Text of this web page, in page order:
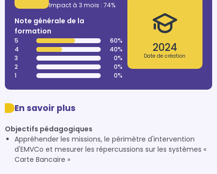
Impact à 3 mois : 74%
Note générale de la
formation
5
60%
4
40%
3
0%
2
0%
1
0%
2024
Date de création
En savoir plus
Objectifs pédagogiques
Appréhender les missions, le périmètre d'intervention
d'EMVCo et mesurer les répercussions sur les systèmes «
Carte Bancaire »